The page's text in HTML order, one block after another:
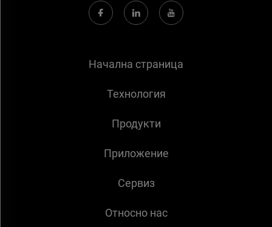
Начална страница
Технология
Продукти
Приложение
Сервиз
Относно нас